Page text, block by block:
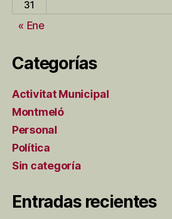
31
« Ene
Categorías
Activitat Municipal
Montmeló
Personal
Política
Sin categoría
Entradas recientes